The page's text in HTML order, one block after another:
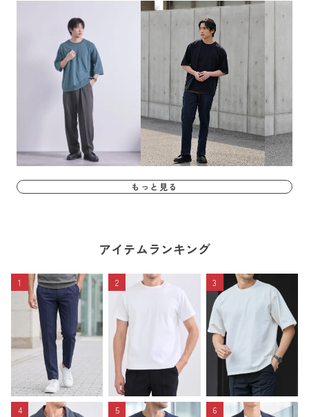
もっと見る
アイテムランキング
1 2 3
4 5 6